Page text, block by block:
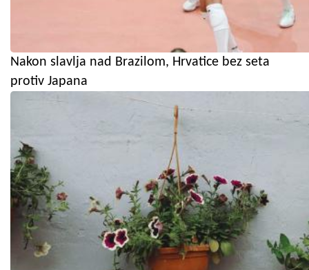
Nakon slavlja nad Brazilom, Hrvatice bez seta
protiv Japana